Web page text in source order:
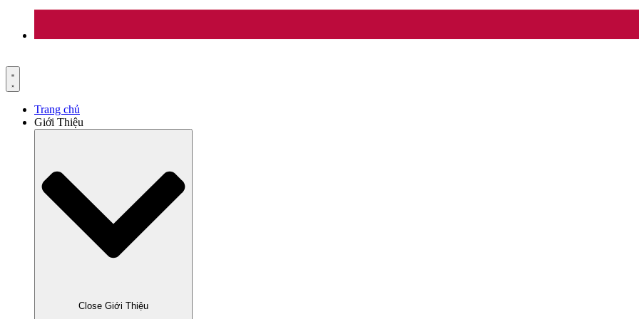
Trang chủ
Giới Thiệu
Close Giới Thiệu